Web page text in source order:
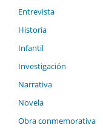
Entrevista
Historia
Infantil
Investigación
Narrativa
Novela
Obra conmemorativa